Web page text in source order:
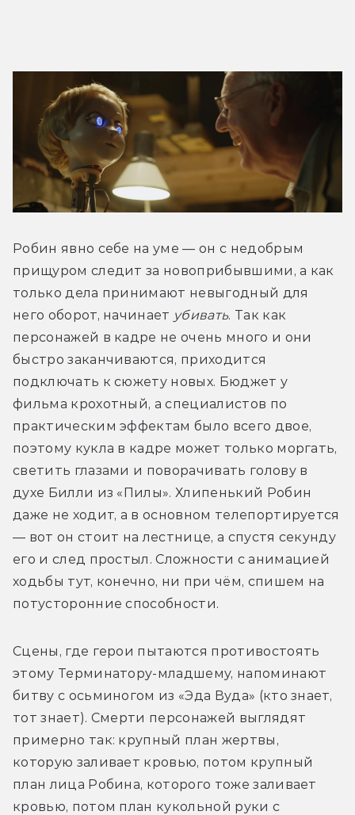
Робин явно себе на уме — он с недобрым
прищуром следит за новоприбывшими, а как
только дела принимают невыгодный для
него оборот, начинает убивать. Так как
персонажей в кадре не очень много и они
быстро заканчиваются, приходится
подключать к сюжету новых. Бюджет у
фильма крохотный, а специалистов по
практическим эффектам было всего двое,
поэтому кукла в кадре может только моргать,
светить глазами и поворачивать голову в
духе Билли из «Пилы». Хлипенький Робин
даже не ходит, а в основном телепортируется
— вот он стоит на лестнице, а спустя секунду
его и след простыл. Сложности с анимацией
ходьбы тут, конечно, ни при чём, спишем на
потусторонние способности.
Сцены, где герои пытаются противостоять
этому Терминатору-младшему, напоминают
битву с осьминогом из «Эда Вуда» (кто знает,
тот знает). Смерти персонажей выглядят
примерно так: крупный план жертвы,
которую заливает кровью, потом крупный
план лица Робина, которого тоже заливает
кровью, потом план кукольной руки с